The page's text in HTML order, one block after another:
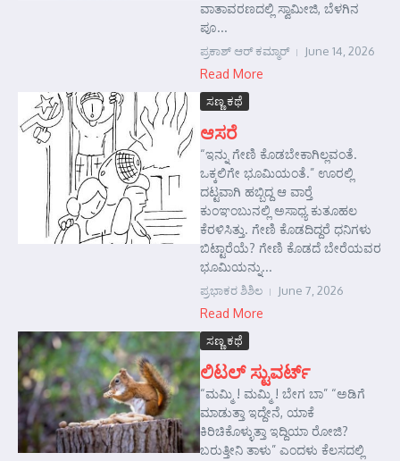
ವಾತಾವರಣದಲ್ಲಿ ಸ್ವಾಮೀಜಿ, ಬೆಳಗಿನ
ಪೂ...
ಪ್ರಕಾಶ್ ಆರ್‍ ಕಮ್ಮಾರ್‍ June 14, 2026
Read More
ಸಣ್ಣ ಕಥೆ
ಆಸರೆ
“ಇನ್ನು ಗೇಣಿ ಕೊಡಬೇಕಾಗಿಲ್ಲವಂತೆ.
ಒಕ್ಕಲಿಗೇ ಭೂಮಿಯಂತೆ.” ಊರಲ್ಲಿ
ದಟ್ಟವಾಗಿ ಹಬ್ಬಿದ್ದ ಆ ವಾರ್‍ತೆ
ಕುಂಞಂಬುನಲ್ಲಿ ಅಸಾಧ್ಯ ಕುತೂಹಲ
ಕೆರಳಿಸಿತ್ತು. ಗೇಣಿ ಕೊಡದಿದ್ದರೆ ಧನಿಗಳು
ಬಿಟ್ಟಾರೆಯೆ? ಗೇಣಿ ಕೊಡದೆ ಬೇರೆಯವರ
ಭೂಮಿಯನ್ನು...
ಪ್ರಭಾಕರ ಶಿಶಿಲ June 7, 2026
Read More
ಸಣ್ಣ ಕಥೆ
ಲಿಟಲ್ ಸ್ಟುವರ್ಟ್
“ಮಮ್ಮಿ ! ಮಮ್ಮಿ ! ಬೇಗ ಬಾ” “ಅಡಿಗೆ
ಮಾಡುತ್ತಾ ಇದ್ದೇನೆ, ಯಾಕೆ
ಕಿರಿಚಿಕೊಳ್ಳುತ್ತಾ ಇದ್ದಿಯಾ ರೋಜಿ?
ಬರುತ್ತೀನಿ ತಾಳು” ಎಂದಳು ಕೆಲಸದಲ್ಲಿ